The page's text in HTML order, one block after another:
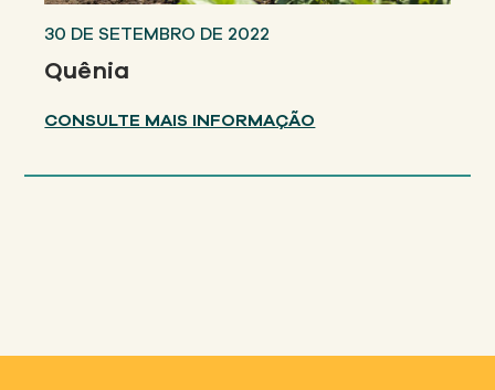
30 DE SETEMBRO DE 2022
Quênia
CONSULTE MAIS INFORMAÇÃO